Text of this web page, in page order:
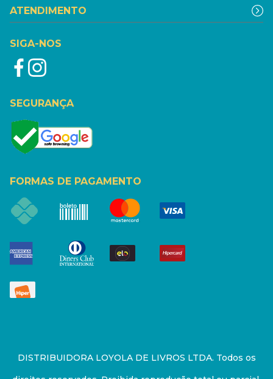
ATENDIMENTO
SIGA-NOS
SEGURANÇA
FORMAS DE PAGAMENTO
DISTRIBUIDORA LOYOLA DE LIVROS LTDA. Todos os